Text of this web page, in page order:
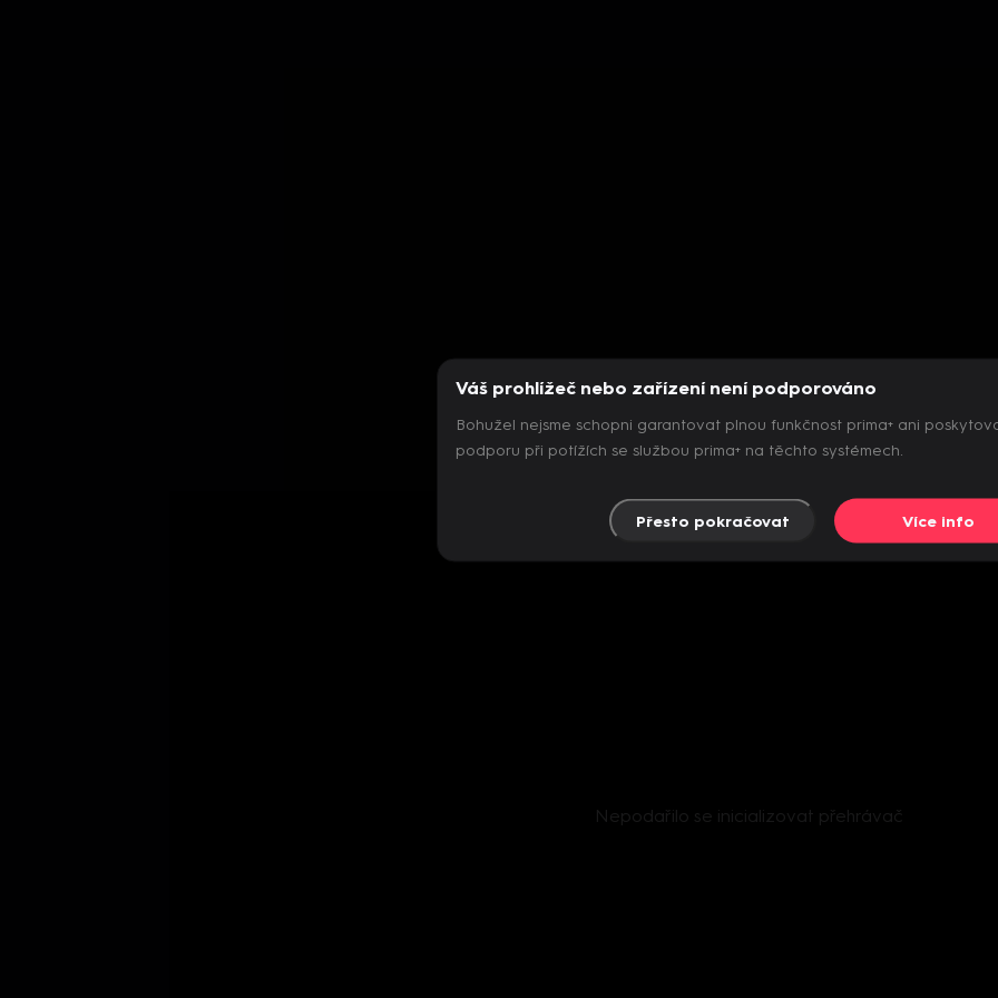
Nepodařilo se inicializovat přehrávač
Váš prohlížeč nebo zařízení není podporováno
Bohužel nejsme schopni garantovat plnou funkčnost prima+ ani
podporu při potížích se službou prima+ na těchto systémech.
Přesto pokračovat Více info